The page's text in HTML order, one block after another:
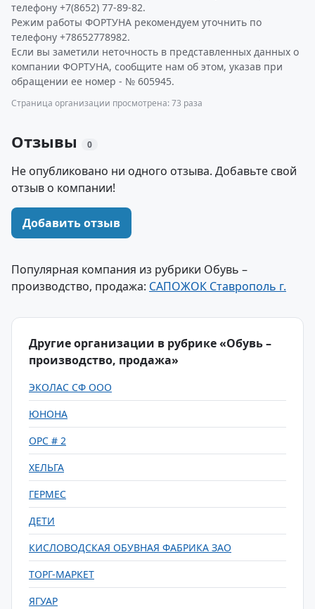
телефону +7(8652) 77-89-82.
Режим работы ФОРТУНА рекомендуем уточнить по
телефону +78652778982.
Если вы заметили неточность в представленных данных о
компании ФОРТУНА, сообщите нам об этом, указав при
обращении ее номер - № 605945.
Страница организации просмотрена: 73 раза
Отзывы 0
Не опубликовано ни одного отзыва. Добавьте свой
отзыв о компании!
Добавить отзыв
Популярная компания из рубрики Обувь –
производство, продажа: САПОЖОК Ставрополь г.
Другие организации в рубрике «Обувь –
производство, продажа»
ЭКОЛАС СФ ООО
ЮНОНА
ОРС # 2
ХЕЛЬГА
ГЕРМЕС
ДЕТИ
КИСЛОВОДСКАЯ ОБУВНАЯ ФАБРИКА ЗАО
ТОРГ-МАРКЕТ
ЯГУАР